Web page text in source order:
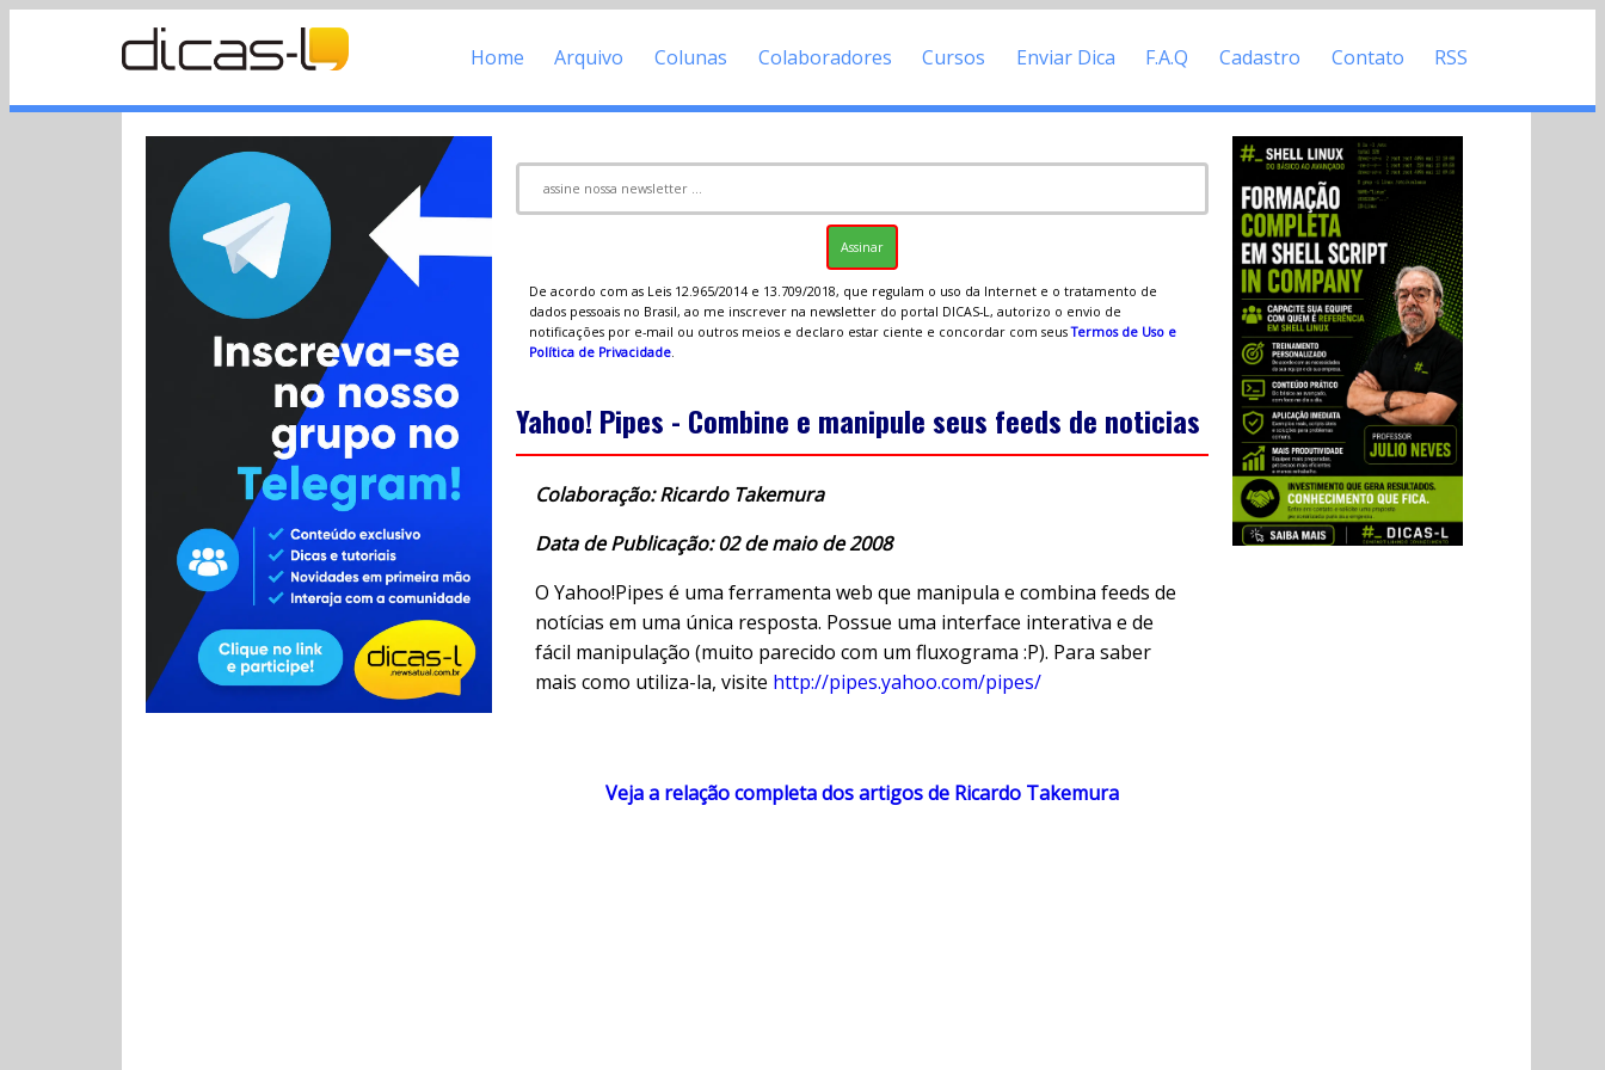
Home Arquivo Colunas Colaboradores Cursos Enviar Dica F.A.Q Cadastro Contato RSS
De acordo com as Leis 12.965/2014 e 13.709/2018, que regulam o uso da Internet e o tratamento de
dados pessoais no Brasil, ao me inscrever na newsletter do portal DICAS-L, autorizo o envio de
notificações por e-mail ou outros meios e declaro estar ciente e concordar com seusTermos de Uso e
Política de Privacidade.
Yahoo! Pipes - Combine e manipule seus feeds de noticias
Colaboração: Ricardo Takemura
Data de Publicação: 02 de maio de 2008
O Yahoo!Pipes é uma ferramenta web que manipula e combina feeds de
notícias em uma única resposta. Possue uma interface interativa e de
fácil manipulação (muito parecido com um fluxograma :P). Para saber
mais como utiliza-la, visite http://pipes.yahoo.com/pipes/
Veja a relação completa dos artigos de Ricardo Takemura